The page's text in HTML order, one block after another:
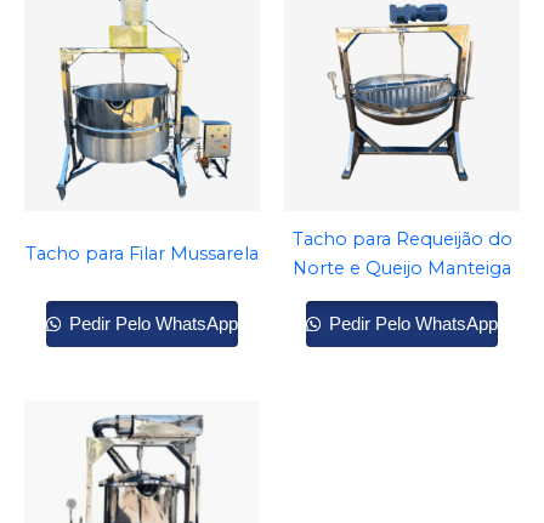
Tacho para Filar Mussarela
Pedir Pelo WhatsApp
Tacho para Requeijão do
Norte e Queijo Manteiga
Pedir Pelo WhatsApp